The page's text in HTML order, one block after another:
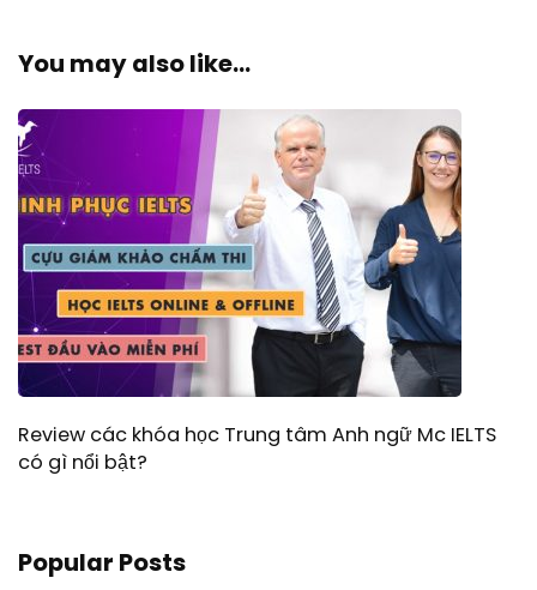
You may also like...
Review các khóa học Trung tâm Anh ngữ Mc IELTS
có gì nổi bật?
Popular Posts